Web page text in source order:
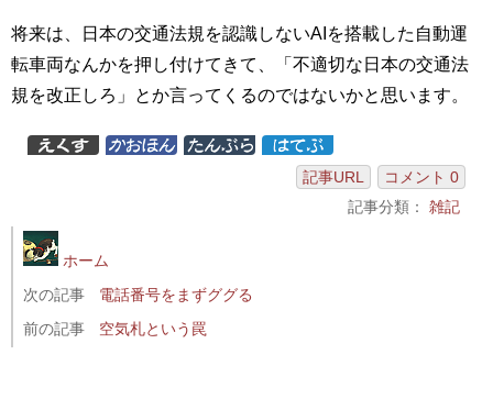
将来は、日本の交通法規を認識しないAIを搭載した自動運
転車両なんかを押し付けてきて、「不適切な日本の交通法
規を改正しろ」とか言ってくるのではないかと思います。
記事URL
コメント 0
記事分類： 雑記
ホーム
次の記事
電話番号をまずググる
前の記事
空気札という罠